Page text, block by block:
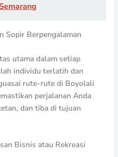
Sopir Berpengalaman
utama dalam setiap
individu terlatih dan
rute-rute di Boyolali
perjalanan Anda
dan tiba di tujuan
Bisnis atau Rekreasi